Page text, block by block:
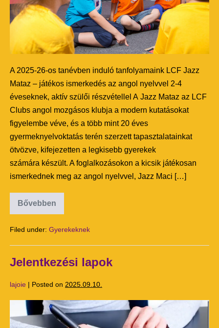
A 2025-26-os tanévben induló tanfolyamaink LCF Jazz
Mataz – játékos ismerkedés az angol nyelvvel 2-4
éveseknek, aktív szülői részvétellel A Jazz Mataz az LCF
Clubs angol mozgásos klubja a modern kutatásokat
figyelembe véve, és a több mint 20 éves
gyermeknyelvoktatás terén szerzett tapasztalatainkat
ötvözve, kifejezetten a legkisebb gyerekek
számára készült. A foglalkozásokon a kicsik játékosan
ismerkednek meg az angol nyelvvel, Jazz Maci […]
Bővebben
Filed under: Gyerekeknek
Jelentkezési lapok
lajoie | Posted on 2025.09.10.